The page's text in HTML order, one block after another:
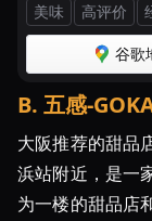
美味
高评价
谷歌
B. 五感-
大阪推荐的甜品
浜站附近，是一
为一楼的甜品店